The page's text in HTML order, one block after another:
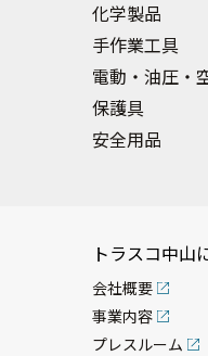
化学製品
手作業工具
電動・油圧・
保護具
安全用品
トラスコ中山
会社概要
事業内容
プレスルーム